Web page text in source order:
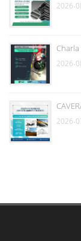
2026-
2026-
2026-